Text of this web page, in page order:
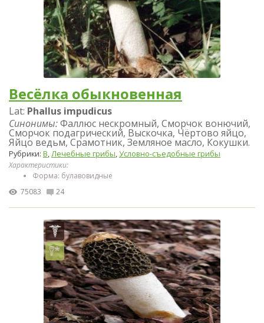
Весёлка обыкновенная
Lat: Phallus impudicus
Синонимы:Фаллюс нескромный, Сморчок вонючий,
Сморчок подагрический, Выскочка, Чёртово яйцо,
Яйцо ведьм, Срамотник, Земляное масло, Кокушки.
Рубрики: В,Лечебные грибы,Условно-съедобные грибы
Характеристики:
Форма: булавовидные
75083
24